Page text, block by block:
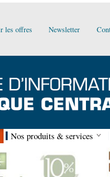
les offres Newsletter
Nos produits & services